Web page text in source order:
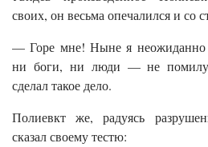
своих, он весьма опечалился и со
— Горе мне! Ныне я неожиданно
ни боги, ни люди — не
сделал такое дело.
Полиевкт же, радуясь
сказал своему тестю: